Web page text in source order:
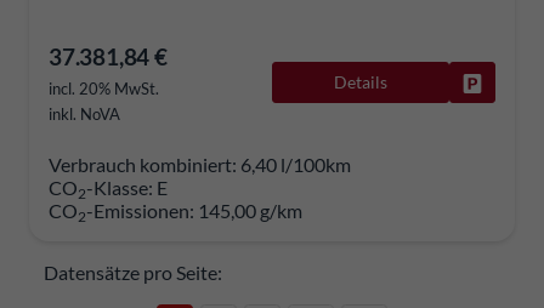
37.381,84 €
incl. 20% MwSt.
inkl. NoVA
Details
Verbrauch kombiniert: 6,40 l/100km
CO2-Klasse: E
CO2-Emissionen: 145,00 g/km
Datensätze pro Seite: